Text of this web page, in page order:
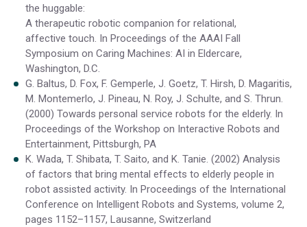
the huggable:
A therapeutic robotic companion for relational,
affective touch. In Proceedings of the AAAI Fall
Symposium on Caring Machines: AI in Eldercare,
Washington, D.C.
G. Baltus, D. Fox, F. Gemperle, J. Goetz, T. Hirsh, D. Magaritis,
M. Montemerlo, J. Pineau, N. Roy, J. Schulte, and S. Thrun.
(2000) Towards personal service robots for the elderly. In
Proceedings of the Workshop on Interactive Robots and
Entertainment, Pittsburgh, PA
K. Wada, T. Shibata, T. Saito, and K. Tanie. (2002) Analysis
of factors that bring mental effects to elderly people in
robot assisted activity. In Proceedings of the International
Conference on Intelligent Robots and Systems, volume 2,
pages 1152–1157, Lausanne, Switzerland